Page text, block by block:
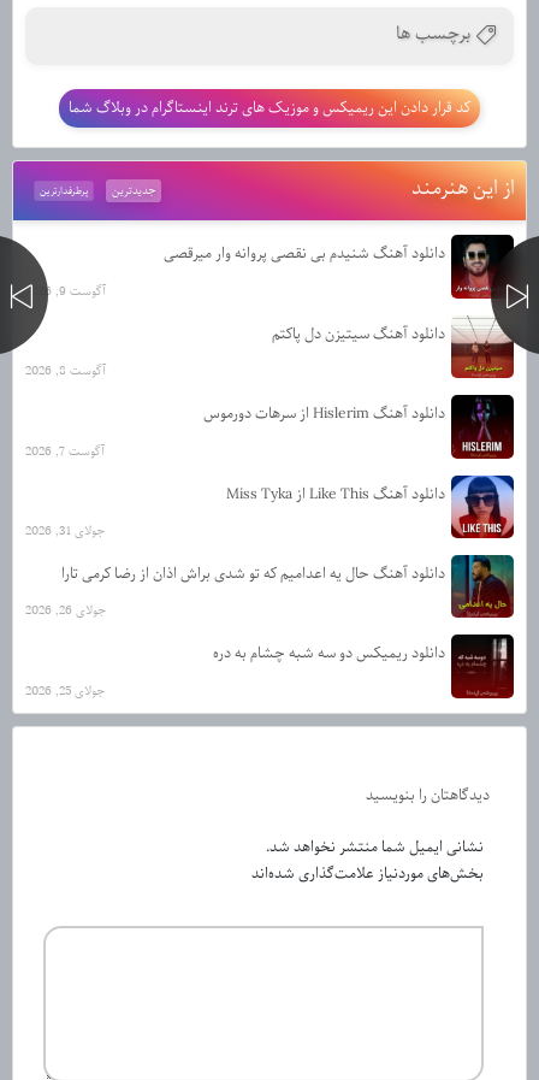
برچسب ها
کد قرار دادن این ریمیکس و موزیک های ترند اینستاگرام در وبلاگ شما
از این هنرمند پرطرفدارترین جدیدترین
دانلود آهنگ شنیدم بی نقصی پروانه وار میرقصی
آگوست 9, 2026
دانلود آهنگ سیتیزن دل پاکتم
آگوست 8, 2026
دانلود آهنگ Hislerim از سرهات دورموس
آگوست 7, 2026
دانلود آهنگ Like This از Miss Tyka
جولای 31, 2026
دانلود آهنگ حال یه اعدامیم که تو شدی براش اذان از رضا کرمی تارا
جولای 26, 2026
دانلود ریمیکس دو سه شبه چشام به دره
جولای 25, 2026
دیدگاهتان را بنویسید
نشانی ایمیل شما منتشر نخواهد شد.
بخش‌های موردنیاز علامت‌گذاری شده‌اند